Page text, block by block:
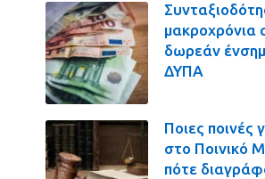
μακροχρόνια
δωρεάν
ΔΥΠΑ
Ποιες ποινές
στο Ποινικό
πότε